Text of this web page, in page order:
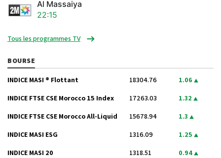
Al Massaiya
22:15
Tous les programmes TV
BOURSE
INDICE MASI ® Flottant 18304.76 1.06
INDICE FTSE CSE Morocco 15 Index 17263.03 1.32
INDICE FTSE CSE Morocco All-Liquid 15678.94 1.3
INDICE MASI ESG 1316.09 1.25
INDICE MASI 20 1318.51 0.94